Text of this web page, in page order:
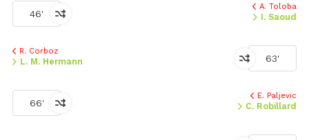
46'
A. Toloba
I. Saoud
63'
R. Corboz
L. M. Hermann
66'
E. Paljevic
C. Robillard